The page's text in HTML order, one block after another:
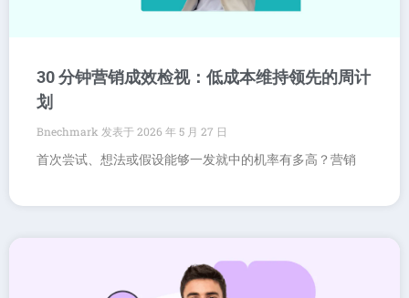
30 分钟营销成效检视：低成本维持领先的周计
划
Bnechmark
2026 年 5 月 27 日
首次尝试、想法或假设能够一发就中的机率有多高？营销